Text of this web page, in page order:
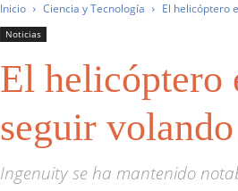
Inicio Ciencia y Tecnología El helicóptero
Noticias
El helicóptero
seguir
Ingenuity se ha mantenido